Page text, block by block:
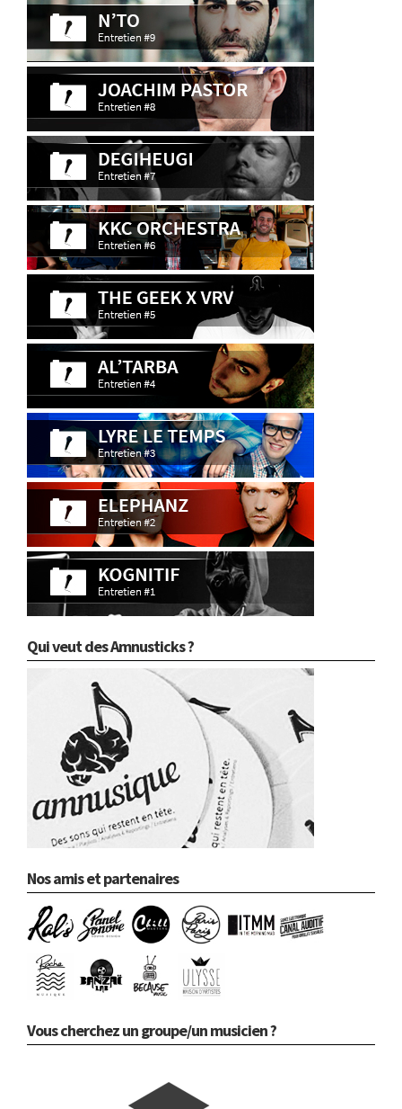
Qui veut des Amnusticks ?
Nos amis et partenaires
Vous cherchez un groupe/un musicien ?